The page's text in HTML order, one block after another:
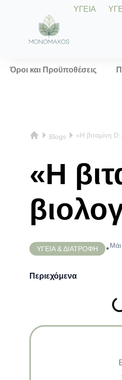
ΥΓΕΙΑ
Όροι και Προϋποθέσεις
Blogs «Η βιταμίνη D:...
«Η
ΥΓΕΙΑ & ΔΙΑΤΡΟΦΗ •
Περιεχόμενα